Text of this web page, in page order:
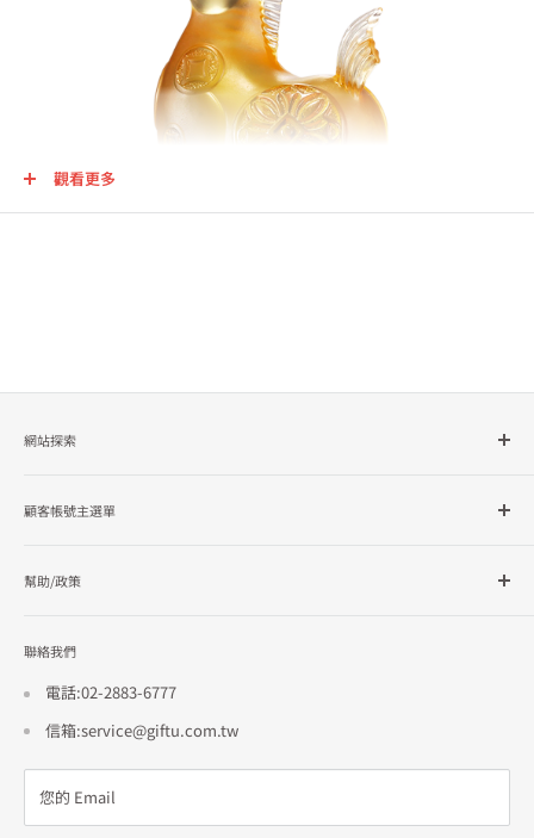
觀看更多
網站探索
品牌總覽
顧客帳號主選單
訂單查詢
幫助/政策
使用條款
招商合作
聯絡我們
電話:02-2883-6777
信箱:service@giftu.com.tw
您的 Email